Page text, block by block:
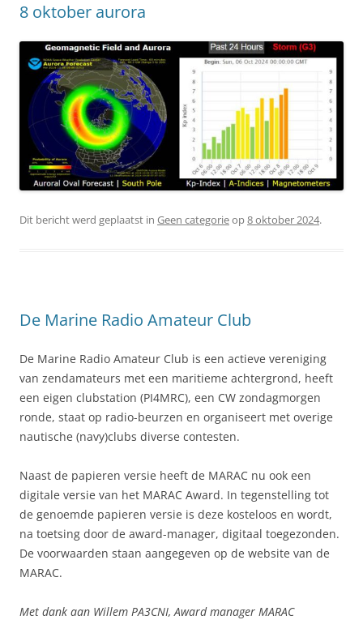
8 oktober aurora
Dit bericht werd geplaatst in Geen categorieop8 oktober 2024.
De Marine Radio Amateur Club
De Marine Radio Amateur Club is een actieve vereniging
van zendamateurs met een maritieme achtergrond, heeft
een eigen clubstation (PI4MRC), een CW zondagmorgen
ronde, staat op radio-beurzen en organiseert met overige
nautische (navy)clubs diverse contesten.
Naast de papieren versie heeft de MARAC nu ook een
digitale versie van het MARAC Award. In tegenstelling tot
de genoemde papieren versie is deze kosteloos en wordt,
na toetsing door de award-manager, digitaal toegezonden.
De voorwaarden staan aangegeven op de website van de
MARAC.
Met dank aan Willem PA3CNI, Award manager MARAC